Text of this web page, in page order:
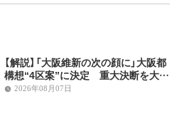
【解説】「大阪維新の次の顔に」大阪都
構想“4区案”に決定 重大決断を大…
2026年08月07日